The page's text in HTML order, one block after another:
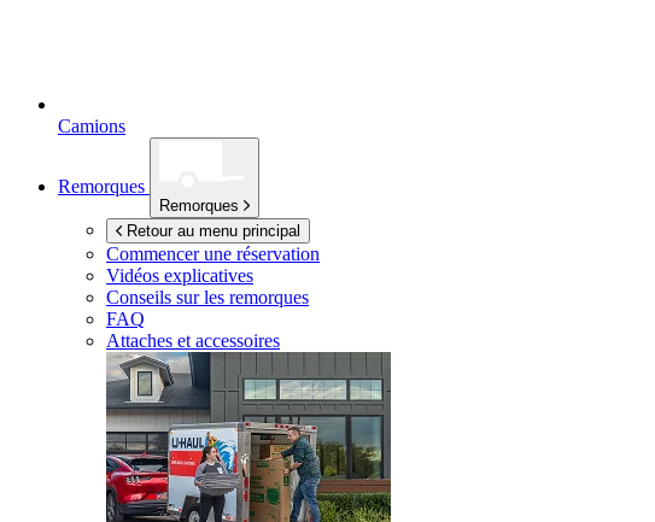
Camions
Remorques
Remorques
Retour au menu principal
Commencer une réservation
Vidéos explicatives
Conseils sur les remorques
FAQ
Attaches et accessoires